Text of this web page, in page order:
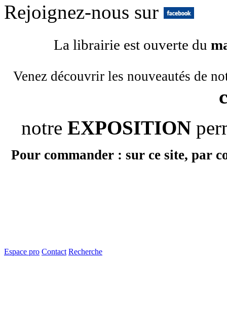
Rejoignez-nous sur
La librairie est ouverte du
Venez découvrir les nouveautés de
notre EXPOSITION
Pour commander : sur ce site, par
Espace pro Contact Recherche